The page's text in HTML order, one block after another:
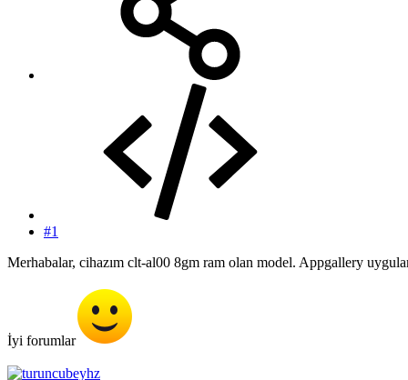
#1
Merhabalar, cihazım clt-al00 8gm ram olan model. Appgallery
İyi forumlar